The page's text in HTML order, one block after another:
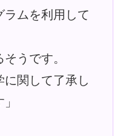
ムを利用して
うです。
関して了承し